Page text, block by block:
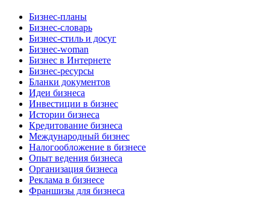
Бизнес-планы
Бизнес-словарь
Бизнес-стиль и досуг
Бизнес-woman
Бизнес в Интернете
Бизнес-ресурсы
Бланки документов
Идеи бизнеса
Инвестиции в бизнес
Истории бизнеса
Кредитование бизнеса
Международный бизнес
Налогообложение в бизнесе
Опыт ведения бизнеса
Организация бизнеса
Реклама в бизнесе
Франшизы для бизнеса